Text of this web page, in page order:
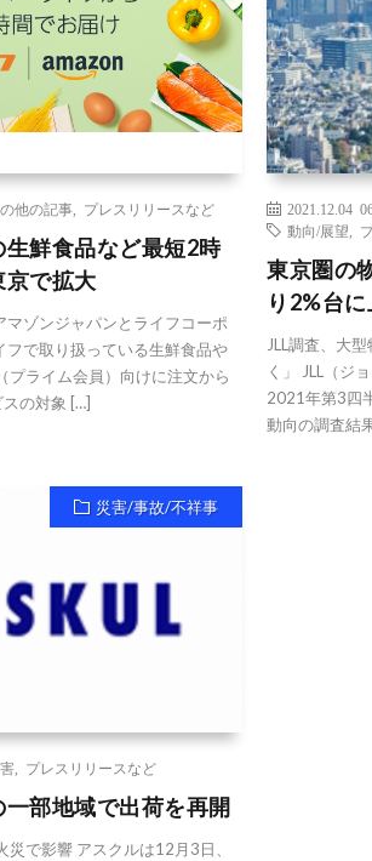
他の記事 プレスリリースなど
鮮食品など最短2時
京で拡大
ゾンジャパンとライフコーポ
で取り扱っている生鮮食品や
プライム会員）向けに注文から
の対象 […]
2021.12.04
動向/展望
東京圏の
り2%台
JLL調査、大
く」 JLL（ジ
2021年第3四
動向の調査結
災害/事故/不祥事
プレスリリースなど
部地域で出荷を再開
で影響 アスクルは12月3日、